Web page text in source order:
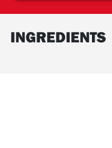
INGREDIENTS